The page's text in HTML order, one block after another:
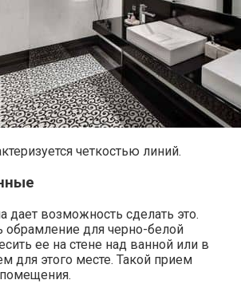
четкостью линий.
дает возможность сделать это.
обрамление для черно-белой
ее на стене над ванной или в
для этого месте. Такой прием